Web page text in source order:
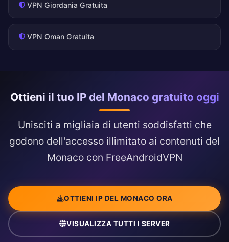
VPN Giordania Gratuita
VPN Oman Gratuita
Ottieni il tuo IP del Monaco gratuito oggi
Unisciti a migliaia di utenti soddisfatti che
godono dell'accesso illimitato ai contenuti del
Monaco con FreeAndroidVPN
OTTIENI IP DEL MONACO ORA
VISUALIZZA TUTTI I SERVER